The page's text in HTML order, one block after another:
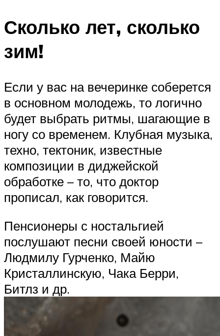
Сколько лет, сколько
зим!
Если у вас на вечеринке соберется
в основном молодежь, то логично
будет выбрать ритмы, шагающие в
ногу со временем. Клубная музыка,
техно, тектоник, известные
композиции в диджейской
обработке – то, что доктор
прописал, как говорится.
Пенсионеры с ностальгией
послушают песни своей юности –
Людмилу Гурченко, Майю
Кристаллинскую, Чака Берри,
Битлз и др.